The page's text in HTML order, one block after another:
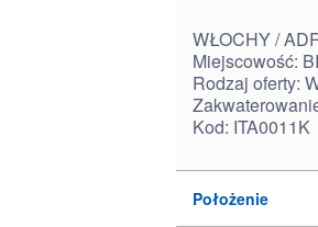
WŁOCHY /
Miejscowość:
Rodzaj oferty:
Kod: ITA0011K
Położenie